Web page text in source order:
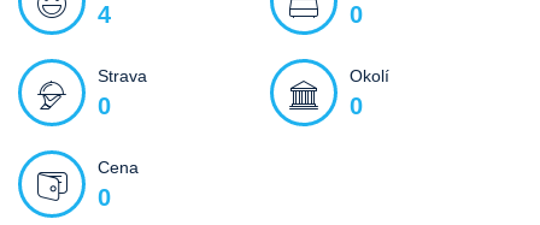
4 0
Strava
0
Okolí
0
Cena
0